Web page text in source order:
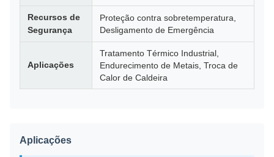
Recursos de
Segurança
Proteção contra sobretemperatura,
Desligamento de Emergência
Aplicações
Tratamento Térmico Industrial,
Endurecimento de Metais, Troca de
Calor de Caldeira
Aplicações